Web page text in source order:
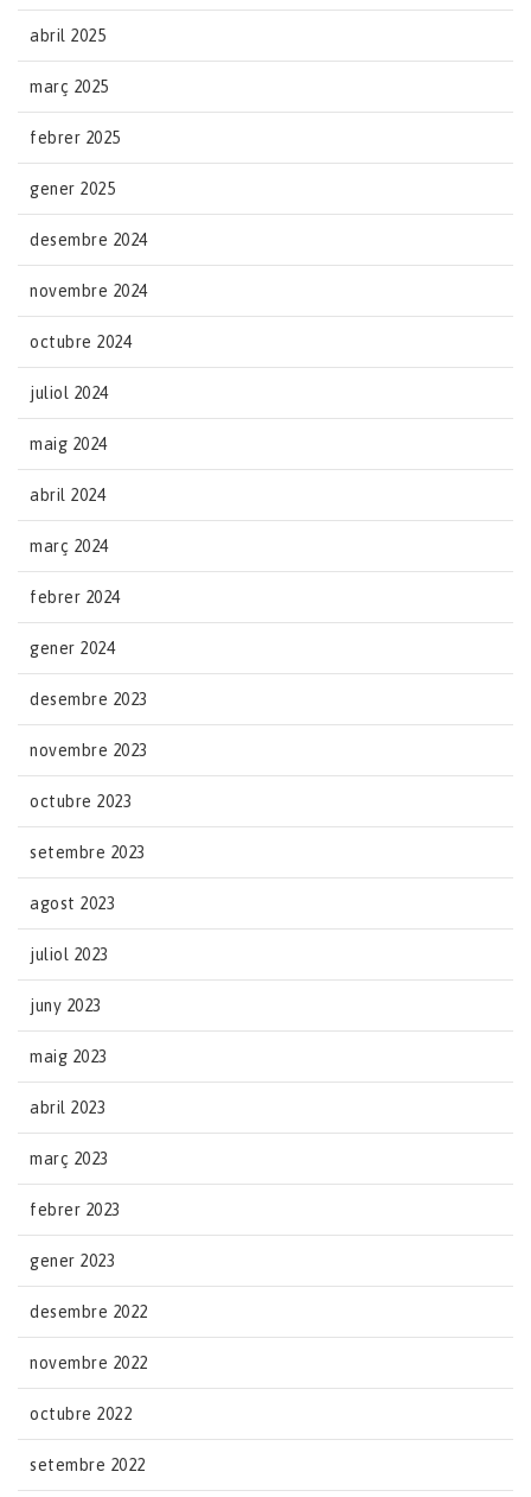
abril 2025
març 2025
febrer 2025
gener 2025
desembre 2024
novembre 2024
octubre 2024
juliol 2024
maig 2024
abril 2024
març 2024
febrer 2024
gener 2024
desembre 2023
novembre 2023
octubre 2023
setembre 2023
agost 2023
juliol 2023
juny 2023
maig 2023
abril 2023
març 2023
febrer 2023
gener 2023
desembre 2022
novembre 2022
octubre 2022
setembre 2022